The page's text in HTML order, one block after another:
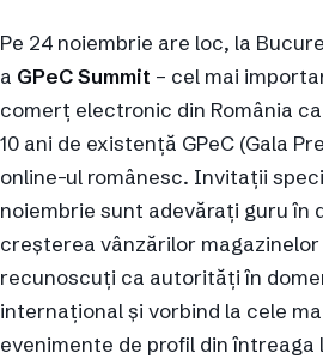
Pe 24 noiembrie are loc, la
a GPeC Summit – cel mai
comerţ electronic din România
10 ani de existenţă GPeC (Gala
online-ul românesc. Invitaţii
noiembrie sunt adevăraţi guru în
creşterea vânzărilor magazinelor
recunoscuţi ca autorităţi în
internaţional şi vorbind la cele
evenimente de profil din întreaga